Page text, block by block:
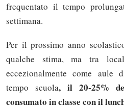
frequentato il tempo
settimana.
Per il prossimo anno
qualche stima, ma tra
eccezionalmente come aule
tempo scuola, il 20-25%
consumato in classe con il